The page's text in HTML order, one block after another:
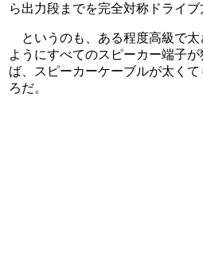
ら出力段までを完全対称ドライ
というのも、ある程度高級で太
ようにすべてのスピーカー端子
ば、スピーカーケーブルが太く
ろだ。